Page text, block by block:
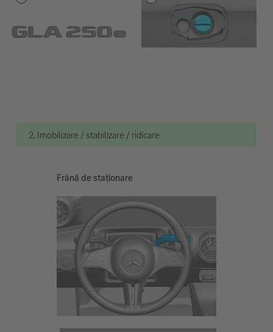
2. Imobilizare / stabilizare / ridicare
Frână de staționare